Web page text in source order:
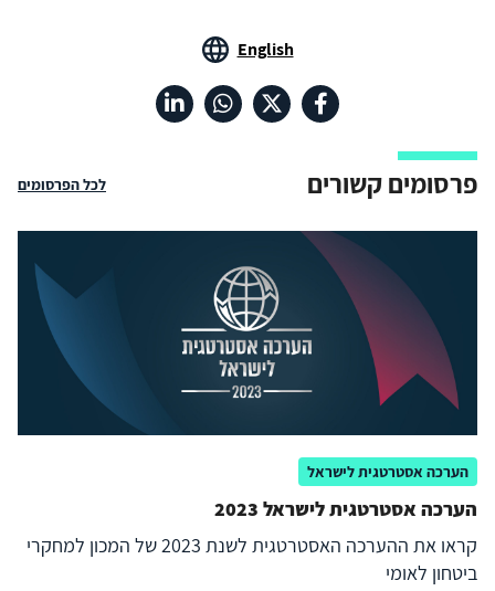
English
פרסומים קשורים לכל הפרסומים
הערכה אסטרטגית לישראל
הערכה אסטרטגית לישראל 2023
קראו את ההערכה האסטרטגית לשנת 2023 של המכון למחקרי
ביטחון לאומי